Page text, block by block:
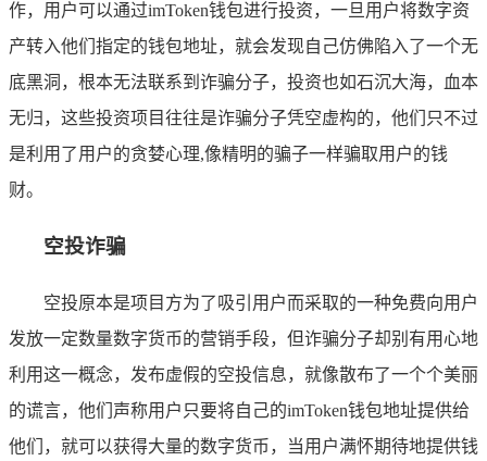
作，用户可以通过imToken钱包进行投资，一旦用户将数字资
产转入他们指定的钱包地址，就会发现自己仿佛陷入了一个无
底黑洞，根本无法联系到诈骗分子，投资也如石沉大海，血本
无归，这些投资项目往往是诈骗分子凭空虚构的，他们只不过
是利用了用户的贪婪心理,像精明的骗子一样骗取用户的钱
财。
空投诈骗
空投原本是项目方为了吸引用户而采取的一种免费向用户
发放一定数量数字货币的营销手段，但诈骗分子却别有用心地
利用这一概念，发布虚假的空投信息，就像散布了一个个美丽
的谎言，他们声称用户只要将自己的imToken钱包地址提供给
他们，就可以获得大量的数字货币，当用户满怀期待地提供钱